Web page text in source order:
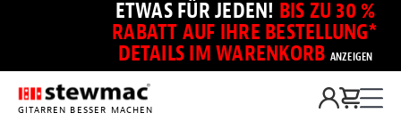
ETWAS FÜR JEDEN! BIS ZU 30 %
RABATT AUF IHRE BESTELLUNG*
DETAILS IM WARENKORB ANZEIGEN
GITARREN BESSER MACHEN